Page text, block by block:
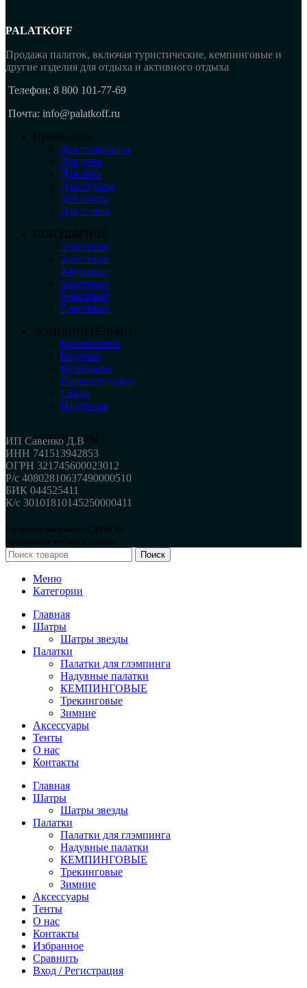
PALATKOFF
Продажа палаток, включая туристические, кемпинговые и
другие изделия для отдыха и активного отдыха
Телефон: 8 800 101-77-69
Почта: info@palatkoff.ru
Применение
Для глэмпинга
Для дачи
Для леса
Для отдыха
Для охоты
Для пляжа
ПОПУЛЯРНОЕ
2-местные
3-местные
4-местные
5-местные
6-местные
7-местные
ДОПОЛНИТЕЛЬНО
Колокольчик
Круглые
Купольные
Прямоугольные
Сфера
Надувные
РЕКВИЗИТЫ
ИП Савенко Д.В
ИНН 741513942853
ОГРН 321745600023012
Р/с 40802810637490000510
БИК 044525411
К/с 30101810145250000411
Интернет магазин PALATKOFF
Принимаем все виды оплаты.
Поиск
Меню
Категории
Главная
Шатры
Шатры звезды
Палатки
Палатки для глэмпинга
Надувные палатки
КЕМПИНГОВЫЕ
Трекинговые
Зимние
Аксессуары
Тенты
О нас
Контакты
Главная
Шатры
Шатры звезды
Палатки
Палатки для глэмпинга
Надувные палатки
КЕМПИНГОВЫЕ
Трекинговые
Зимние
Аксессуары
Тенты
О нас
Контакты
Избранное
Сравнить
Вход / Регистрация